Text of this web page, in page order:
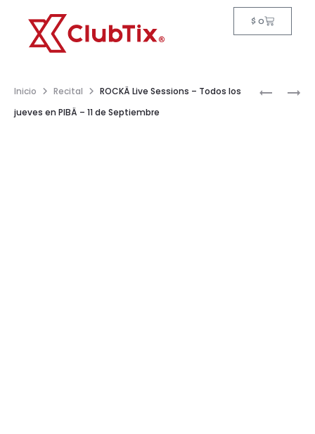
$0
Inicio Recital
ROCKÄ Live Sessions – Todos los
jueves en PIBÄ – 11 de Septiembre